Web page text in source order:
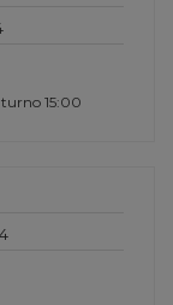
15:00